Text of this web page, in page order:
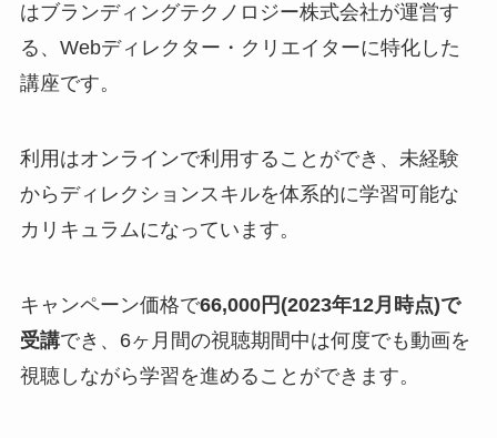
はブランディングテクノロジー株式会社が運営す
る、Webディレクター・クリエイターに特化した
講座です。
利用はオンラインで利用することができ、未経験
からディレクションスキルを体系的に学習可能な
カリキュラムになっています。
キャンペーン価格で66,000円(2023年12月時点)で
受講でき、6ヶ月間の視聴期間中は何度でも動画を
視聴しながら学習を進めることができます。